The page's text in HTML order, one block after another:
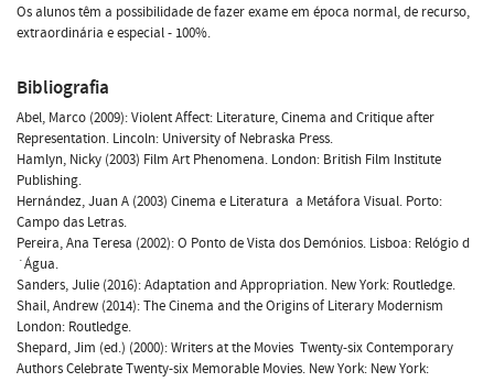
Os alunos têm a possibilidade de fazer exame em época normal, de recurso,
extraordinária e especial - 100%.
Bibliografia
Abel, Marco (2009): Violent Affect: Literature, Cinema and Critique after
Representation. Lincoln: University of Nebraska Press.
Hamlyn, Nicky (2003) Film Art Phenomena. London: British Film Institute
Publishing.
Hernández, Juan A (2003) Cinema e Literatura  a Metáfora Visual. Porto:
Campo das Letras.
Pereira, Ana Teresa (2002): O Ponto de Vista dos Demónios. Lisboa: Relógio d
´Água.
Sanders, Julie (2016): Adaptation and Appropriation. New York: Routledge.
Shail, Andrew (2014): The Cinema and the Origins of Literary Modernism
London: Routledge.
Shepard, Jim (ed.) (2000): Writers at the Movies  Twenty-six Contemporary
Authors Celebrate Twenty-six Memorable Movies. New York: New York: